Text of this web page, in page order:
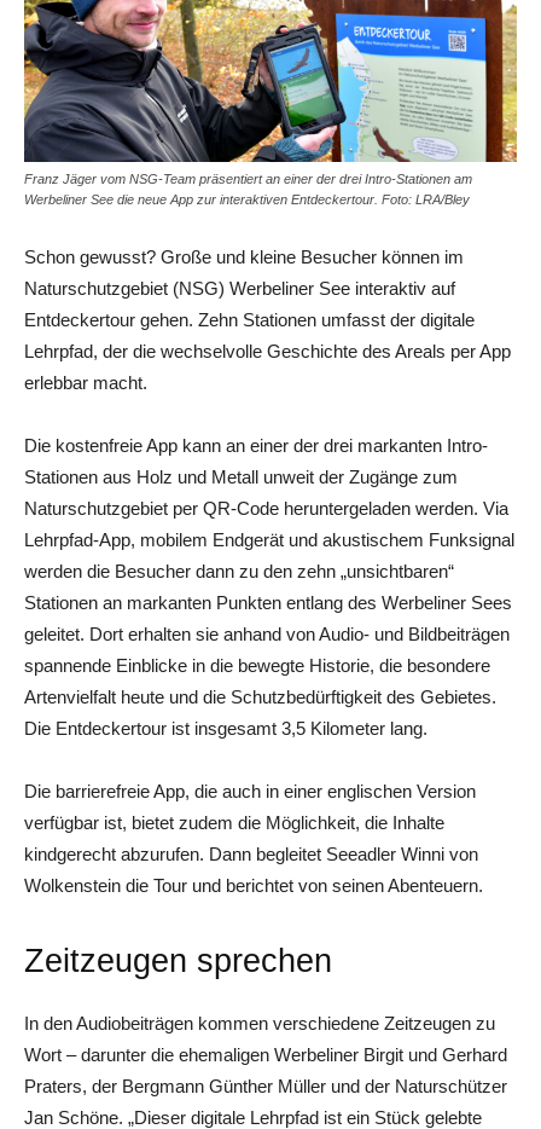
Franz Jäger vom NSG-Team präsentiert an einer der drei Intro-Stationen am
Werbeliner See die neue App zur interaktiven Entdeckertour. Foto: LRA/Bley
Schon gewusst? Große und kleine Besucher können im
Naturschutzgebiet (NSG) Werbeliner See interaktiv auf
Entdeckertour gehen. Zehn Stationen umfasst der digitale
Lehrpfad, der die wechselvolle Geschichte des Areals per App
erlebbar macht.
Die kostenfreie App kann an einer der drei markanten Intro-
Stationen aus Holz und Metall unweit der Zugänge zum
Naturschutzgebiet per QR-Code heruntergeladen werden. Via
Lehrpfad-App, mobilem Endgerät und akustischem Funksignal
werden die Besucher dann zu den zehn „unsichtbaren“
Stationen an markanten Punkten entlang des Werbeliner Sees
geleitet. Dort erhalten sie anhand von Audio- und Bildbeiträgen
spannende Einblicke in die bewegte Historie, die besondere
Artenvielfalt heute und die Schutzbedürftigkeit des Gebietes.
Die Entdeckertour ist insgesamt 3,5 Kilometer lang.
Die barrierefreie App, die auch in einer englischen Version
verfügbar ist, bietet zudem die Möglichkeit, die Inhalte
kindgerecht abzurufen. Dann begleitet Seeadler Winni von
Wolkenstein die Tour und berichtet von seinen Abenteuern.
Zeitzeugen sprechen
In den Audiobeiträgen kommen verschiedene Zeitzeugen zu
Wort – darunter die ehemaligen Werbeliner Birgit und Gerhard
Praters, der Bergmann Günther Müller und der Naturschützer
Jan Schöne. „Dieser digitale Lehrpfad ist ein Stück gelebte